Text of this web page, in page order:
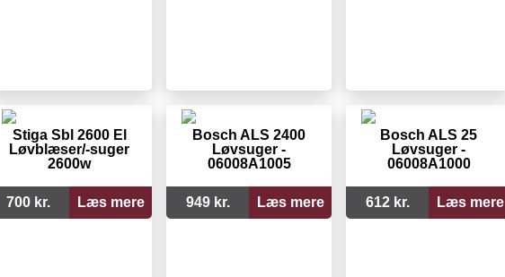
Stiga Sbl 2600 El
Løvblæser/-suger
2600w
700 kr. Læs mere
Bosch ALS 2400
Løvsuger -
06008A1005
949 kr. Læs mere
Bosch ALS 25
Løvsuger -
06008A1000
612 kr. Læs mere